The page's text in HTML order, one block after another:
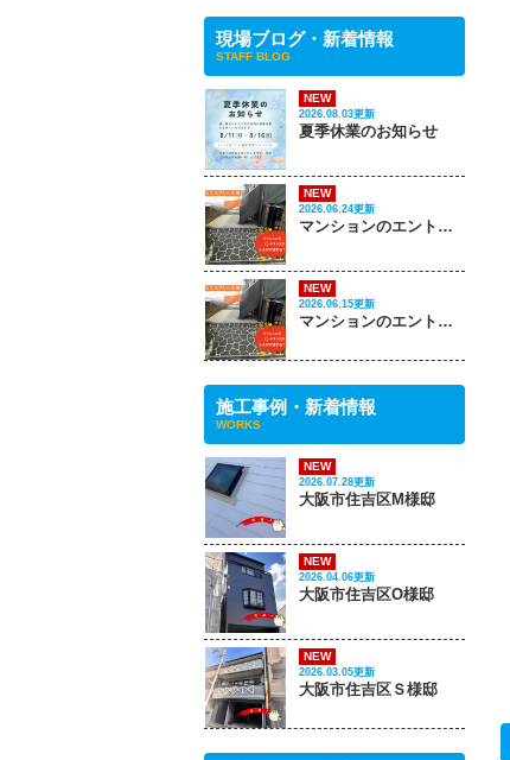
現場ブログ・新着情報
STAFF BLOG
NEW
2026.08.03更新
夏季休業のお知らせ
NEW
2026.06.24更新
マンションのエントランスがこんなに変わる‼ PART 2
NEW
2026.06.15更新
マンションのエントランスがこんなに変わる‼ PART 1
施工事例・新着情報
WORKS
NEW
2026.07.28更新
大阪市住吉区M様邸
NEW
2026.04.06更新
大阪市住吉区O様邸
NEW
2026.03.05更新
大阪市住吉区Ｓ様邸